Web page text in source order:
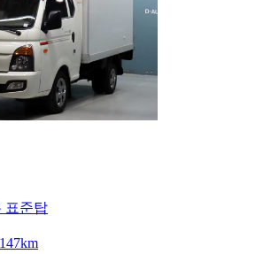
표준탑